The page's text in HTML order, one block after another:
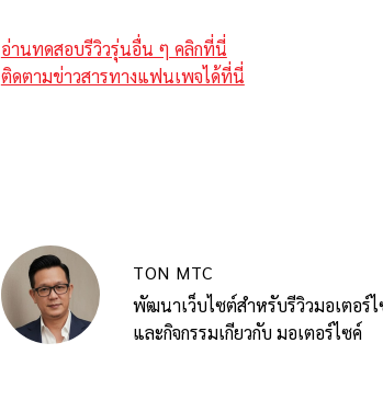
อ่านทดสอบรีวิวรุ่นอื่น ๆ คลิกที่นี่
ติดตามข่าวสารทางแฟนเพจได้ที่นี่
TON MTC
พัฒนาเว็บไซต์สำหรับรีวิวมอเตอร์
และกิจกรรมเกียวกับ มอเตอร์ไซค์